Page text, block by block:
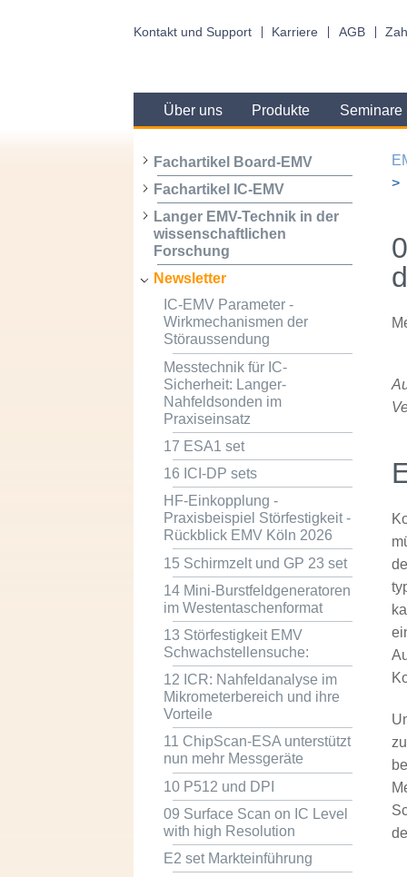
Kontakt und Support Karriere AGB
Über uns Produkte Seminare
Fachartikel Board-EMV
Fachartikel IC-EMV
Langer EMV-Technik in der
wissenschaftlichen
Forschung
Newsletter
IC-EMV Parameter -
Wirkmechanismen der
Störaussendung
Messtechnik für IC-
Sicherheit: Langer-
Nahfeldsonden im
Praxiseinsatz
17 ESA1 set
16 ICI-DP sets
HF-Einkopplung -
Praxisbeispiel Störfestigkeit -
Rückblick EMV Köln 2026
15 Schirmzelt und GP 23 set
14 Mini-Burstfeldgeneratoren
im Westentaschenformat
13 Störfestigkeit EMV
Schwachstellensuche:
12 ICR: Nahfeldanalyse im
Mikrometerbereich und ihre
Vorteile
11 ChipScan-ESA unterstützt
nun mehr Messgeräte
10 P512 und DPI
09 Surface Scan on IC Level
with high Resolution
E2 set Markteinführung